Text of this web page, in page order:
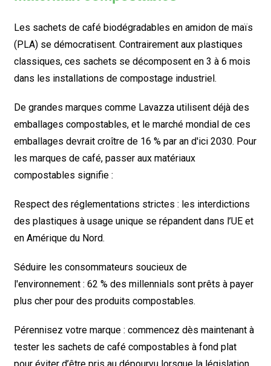
Les sachets de café biodégradables en amidon de maïs
(PLA) se démocratisent. Contrairement aux plastiques
classiques, ces sachets se décomposent en 3 à 6 mois
dans les installations de compostage industriel.
De grandes marques comme Lavazza utilisent déjà des
emballages compostables, et le marché mondial de ces
emballages devrait croître de 16 % par an d'ici 2030. Pour
les marques de café, passer aux matériaux
compostables signifie :
Respect des réglementations strictes : les interdictions
des plastiques à usage unique se répandent dans l’UE et
en Amérique du Nord.
Séduire les consommateurs soucieux de
l'environnement : 62 % des millennials sont prêts à payer
plus cher pour des produits compostables.
Pérennisez votre marque : commencez dès maintenant à
tester les sachets de café compostables à fond plat